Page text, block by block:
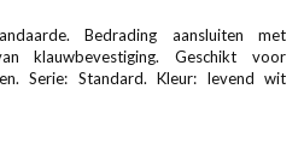
Bedrading aansluiten met
klauwbevestiging. Geschikt voor
Serie: Standard. Kleur: levend wit